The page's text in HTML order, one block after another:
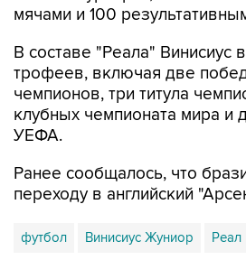
мячами и 100
В составе "Реала" Винисиус
трофеев, включая две
чемпионов, три титула
клубных чемпионата мира и
УЕФА.
Ранее сообщалось, что
переходу в английский
футбол Винисиус Жуниор Реал